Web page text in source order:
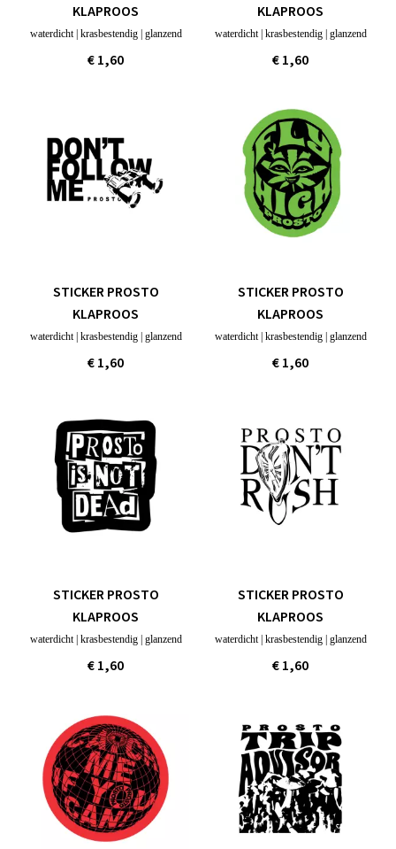
KLAPROOS
waterdicht | krasbestendig | glanzend
€ 1,60
KLAPROOS
waterdicht | krasbestendig | glanzend
€ 1,60
STICKER PROSTO
KLAPROOS
waterdicht | krasbestendig | glanzend
€ 1,60
STICKER PROSTO
KLAPROOS
waterdicht | krasbestendig | glanzend
€ 1,60
STICKER PROSTO
KLAPROOS
waterdicht | krasbestendig | glanzend
€ 1,60
STICKER PROSTO
KLAPROOS
waterdicht | krasbestendig | glanzend
€ 1,60